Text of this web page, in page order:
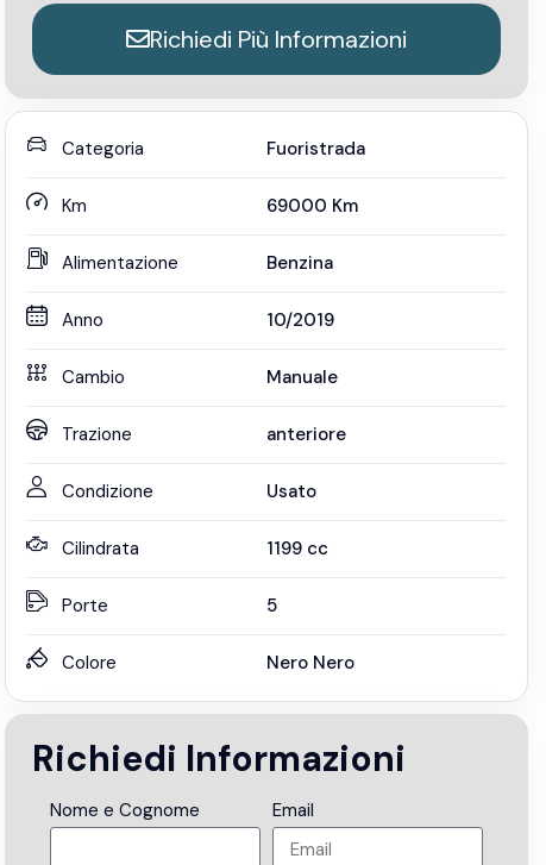
Richiedi Più Informazioni
Categoria Fuoristrada
Km 69000 Km
Alimentazione Benzina
Anno 10/2019
Cambio Manuale
Trazione anteriore
Condizione Usato
Cilindrata 1199 cc
Porte 5
Colore Nero Nero
Richiedi Informazioni
Nome e Cognome Email